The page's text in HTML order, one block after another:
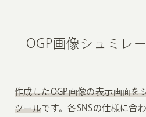
OGP画像シュミレ
作成したOGP画像の表示画面を
ツールです。各SNSの仕様に合